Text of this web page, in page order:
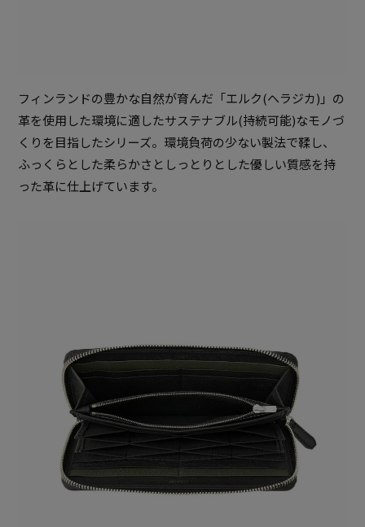
フィンランドの豊かな自然が育んだ「エルク(ヘラジカ)」の
革を使用した環境に適したサステナブル(持続可能)なモノづ
くりを目指したシリーズ。環境負荷の少ない製法で鞣し、
ふっくらとした柔らかさとしっとりとした優しい質感を持
った革に仕上げています。